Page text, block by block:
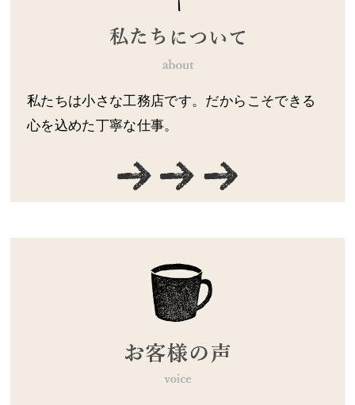
私たちは小さな工務店です。だからこそできる
心を込めた丁寧な仕事。